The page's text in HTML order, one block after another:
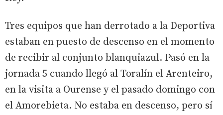
Tres equipos que han derrotado a la Deportiva
estaban en puesto de descenso en el momento
de recibir al conjunto blanquiazul. Pasó en la
jornada 5 cuando llegó al Toralín el Arenteiro,
en la visita a Ourense y el pasado domingo con
el Amorebieta. No estaba en descenso, pero sí